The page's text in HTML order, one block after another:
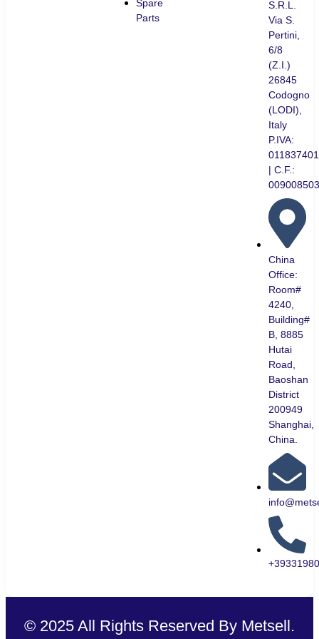
Spare
Parts
S.R.L.
Via S.
Pertini,
6/8
(Z.I.)
26845
Codogno
(LODI),
Italy
P.IVA:
| C.F.:
China
Office:
Room#
4240,
Building#
B, 8885
Hutai
Road,
Baoshan
District
200949
Shanghai,
China.
© 2025 All Rights Reserved By Metsell.